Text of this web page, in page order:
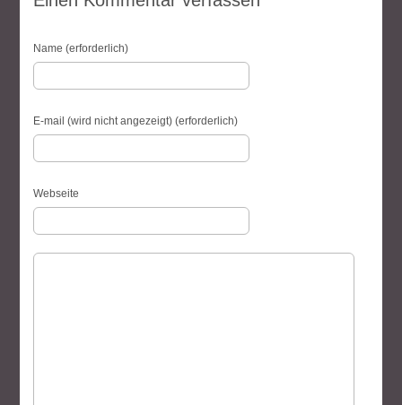
Name (erforderlich)
E-mail (wird nicht angezeigt) (erforderlich)
Webseite